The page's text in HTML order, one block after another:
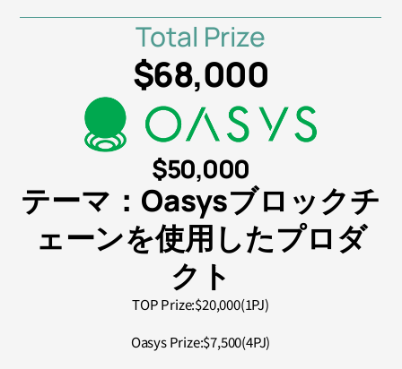
Total Prize
$68,000
$50,000
テーマ：Oasysブロックチ
ェーンを使用したプロダ
クト
TOP Prize:$20,000(1PJ)
Oasys Prize:$7,500(4PJ)